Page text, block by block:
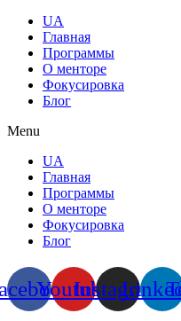
UA
Главная
Программы
О менторе
Фокусировка
Блог
Menu
UA
Главная
Программы
О менторе
Фокусировка
Блог
YoutubeInstagram